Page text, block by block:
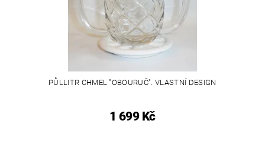
PŮLLITR CHMEL "OBOURUČ". VLASTNÍ DESIGN
1 699 Kč